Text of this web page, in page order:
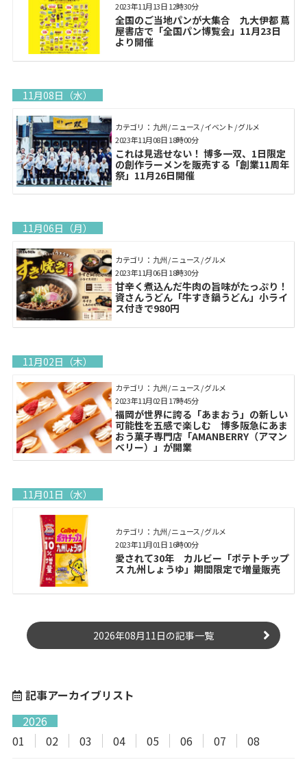
全国のご当地パンが大集合 九大伊都 蔦
屋書店で「全国パン博覧会」11月23日
より開催
2023年11月13日 12時30分
11月08日（水）
カテゴリ： 九州 / ニュース / イベント / グルメ
これは見逃せない！ 博多一双、1日限定
の創作ラーメンを販売する「創業11周年
祭」11月26日開催
2023年11月08日 18時00分
11月06日（月）
カテゴリ： 九州 / ニュース / グルメ
甘辛く煮込んだ牛肉の旨味がたっぷり！
資さんうどん「牛すき鍋うどん」小ライ
ス付きで980円
2023年11月06日 18時30分
11月02日（木）
カテゴリ： 九州 / ニュース / グルメ
福岡が世界に誇る「あまおう」の新しい
可能性を五感で楽しむ 博多阪急にあま
おう菓子専門店「AMANBERRY（アマン
ベリー）」が開業
2023年11月02日 17時45分
11月01日（水）
カテゴリ： 九州 / ニュース / グルメ
愛されて30年 カルビー「ポテトチップ
ス 九州しょうゆ」期間限定で増量販売
2023年11月01日 16時00分
2026年08月11日の記事一覧
記事アーカイブリスト
2026
01
02 03 04 05 06 07 08